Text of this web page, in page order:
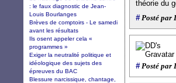
théorie du
#Posté par
#Posté par
: le faux diagnostic de Jean-
Louis Bourlanges
Brèves de comptoirs - Le samedi
avant les résultats
Ils osent appeler cela «
programmes »
Exiger la neutralité politique et
idéologique des sujets des
épreuves du BAC
Blessure narcissique, chantage,